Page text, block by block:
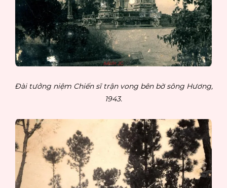
Đài tưởng niệm Chiến sĩ trận vong bên bờ sông Hương,
1943.